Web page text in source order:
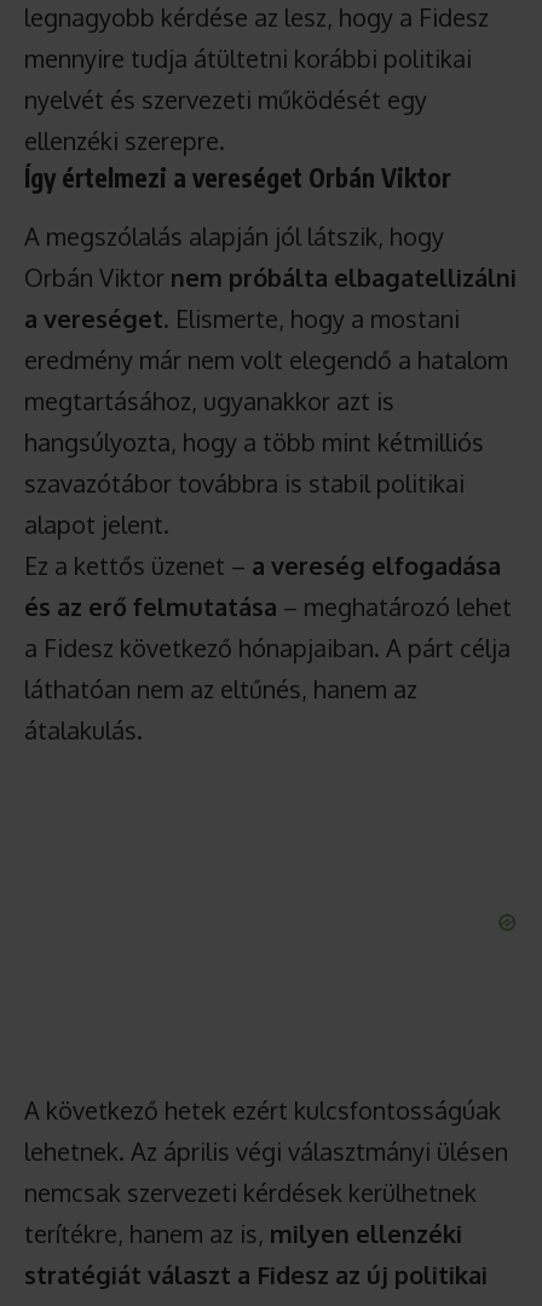
legnagyobb kérdése az lesz, hogy a Fidesz
mennyire tudja átültetni korábbi politikai
nyelvét és szervezeti működését egy
ellenzéki szerepre.
Így értelmezi a vereséget Orbán Viktor
A megszólalás alapján jól látszik, hogy
Orbán Viktor nem próbálta elbagatellizálni
a vereséget. Elismerte, hogy a mostani
eredmény már nem volt elegendő a hatalom
megtartásához, ugyanakkor azt is
hangsúlyozta, hogy a több mint kétmilliós
szavazótábor továbbra is stabil politikai
alapot jelent.
Ez a kettős üzenet – a vereség elfogadása
és az erő felmutatása – meghatározó lehet
a Fidesz következő hónapjaiban. A párt célja
láthatóan nem az eltűnés, hanem az
átalakulás.
A következő hetek ezért kulcsfontosságúak
lehetnek. Az április végi választmányi ülésen
nemcsak szervezeti kérdések kerülhetnek
terítékre, hanem az is, milyen ellenzéki
stratégiát választ a Fidesz az új politikai